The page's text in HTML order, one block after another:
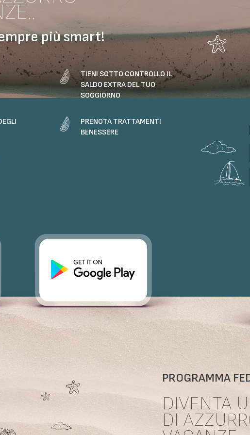
più smart!
TIENI SOTTO CONTROLLO IL
SALDO EXTRA DEL TUO
SOGGIORNO
PRENOTA TRATTAMENTI
BENESSERE
PROGRAMMA
DIVENTA
DI